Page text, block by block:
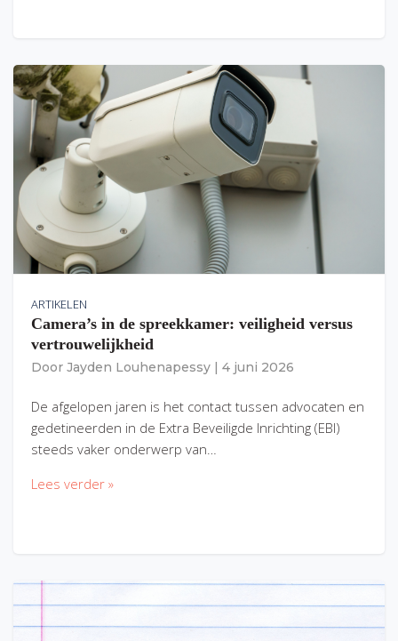
ARTIKELEN
Camera’s in de spreekkamer: veiligheid versus
vertrouwelijkheid
Door Jayden Louhenapessy 4 juni 2026
De afgelopen jaren is het contact tussen advocaten en
gedetineerden in de Extra Beveiligde Inrichting (EBI)
steeds vaker onderwerp van…
Lees verder »